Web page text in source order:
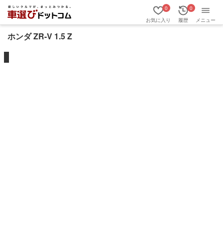
お気に入り
0
履歴
0
メニュー
ホンダ ZR-V 1.5 Z